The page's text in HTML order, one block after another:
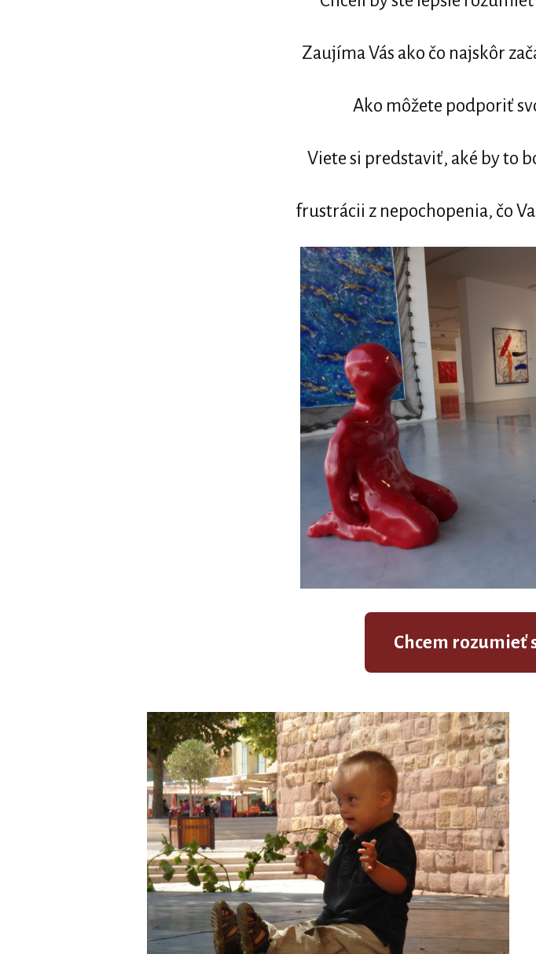
Zaujíma Vás ako čo najskôr
Ako môžete podporiť
Viete si predstaviť, aké by to
frustrácii z nepochopenia, čo
Chcem rozumieť